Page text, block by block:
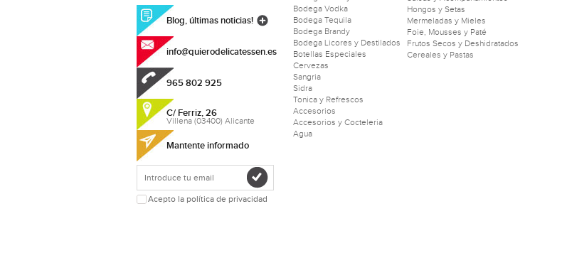
Blog, últimas noticias!
info@quierodelicatessen.es
965 802 925
C/ Ferriz, 26
Villena (03400) Alicante
Mantente informado
Acepto la política de privacidad
Bodega Vodka
Bodega Tequila
Bodega Brandy
Bodega Licores y Destilados
Botellas Especiales
Cervezas
Sangria
Sidra
Tonica y Refrescos
Accesorios
Accesorios y Cocteleria
Agua
Hongos y Setas
Mermeladas y Mieles
Foie, Mousses y Paté
Frutos Secos y Deshidratados
Cereales y Pastas